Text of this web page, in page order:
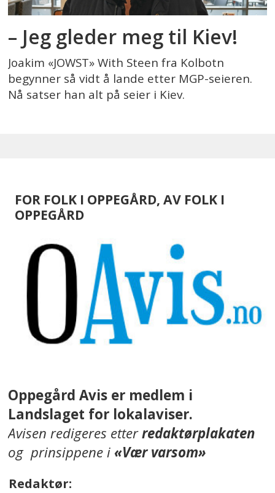
– Jeg gleder meg til Kiev!
Joakim «JOWST» With Steen fra Kolbotn
begynner så vidt å lande etter MGP-seieren.
Nå satser han alt på seier i Kiev.
FOR FOLK I OPPEGÅRD, AV FOLK I
OPPEGÅRD
Oppegård Avis er medlem i
Landslaget for lokalaviser.
Avisen redigeres etterredaktørplakaten
og prinsippene i«Vær varsom»
Redaktør: